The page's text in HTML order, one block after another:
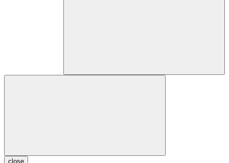
close